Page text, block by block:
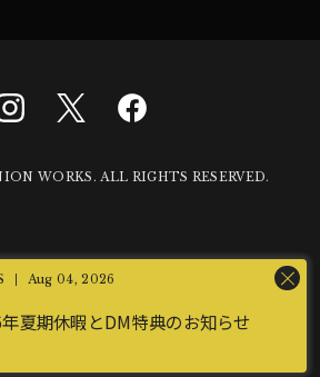
Aug 04, 2026
夏期休暇とDM特典のお知らせ
WORKS. ALL RIGHTS RESERVED.